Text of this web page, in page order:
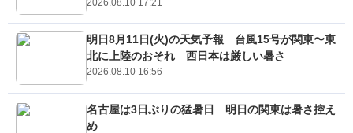
明日8月11日(火)の天気予報 台風15号が関東〜東
北に上陸のおそれ 西日本は厳しい暑さ
2026.08.10 16:56
名古屋は3日ぶりの猛暑日 明日の関東は暑さ控え
め